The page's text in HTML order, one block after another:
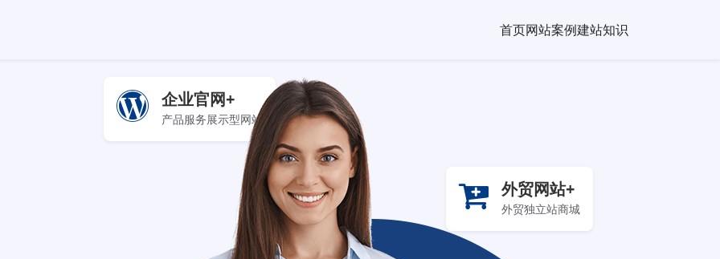
首页网站案例建站知识
企业官网+
产品服务展示型网站
外贸网站+
外贸独立站商城